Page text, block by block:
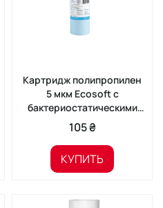
Картридж полипропилен
5 мкм Ecosoft с
бактериостатическими
свойствами
105 ₴
КУПИТЬ